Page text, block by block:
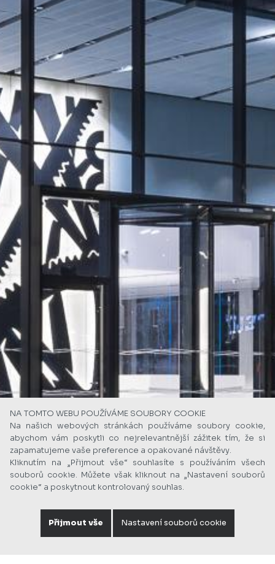
NA TOMTO WEBU POUŽÍVÁME SOUBORY COOKIE
Na našich webových stránkách používáme soubory cookie,
abychom vám poskytli co nejrelevantnější zážitek tím, že si
zapamatujeme vaše preference a opakované návštěvy.
Kliknutím na „Přijmout vše“ souhlasíte s používáním všech
souborů cookie. Můžete však kliknout na „Nastavení souborů
cookie“ a poskytnout kontrolovaný souhlas.
Přijmout vše Nastavení souborů cookie